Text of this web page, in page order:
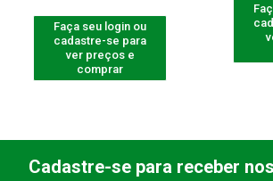
Faça seu login ou
cadastre-se para
ver preços e
comprar
Cadastre-se para receber